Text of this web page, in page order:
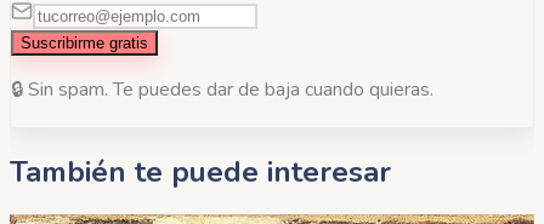
Suscribirme gratis
🔒 Sin spam. Te puedes dar de baja cuando quieras.
También te puede interesar